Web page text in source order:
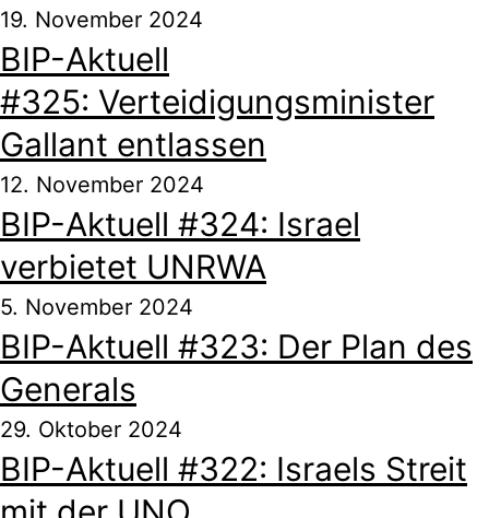
19. November 2024
BIP-Aktuell
#325: Verteidigungsminister
Gallant entlassen
12. November 2024
BIP-Aktuell #324: Israel
verbietet UNRWA
5. November 2024
BIP-Aktuell #323: Der Plan des
Generals
29. Oktober 2024
BIP-Aktuell #322: Israels Streit